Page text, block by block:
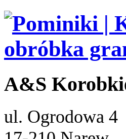
A&S
ul. Ogrodowa 4